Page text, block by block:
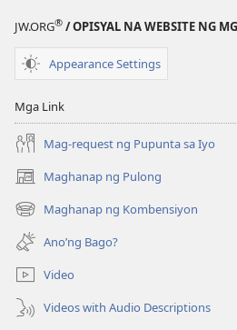
JW.ORG® / OPISYAL NA WEBSITE NG
Appearance Settings
Mga Link
Mag-request ng Pupunta sa Iyo
Maghanap ng Pulong
(may
bubukas
na
bagong
window)
Maghanap ng Kombensiyon
(may
bubukas
na
bagong
window)
Ano’ng Bago?
Video
Videos with Audio Descriptions